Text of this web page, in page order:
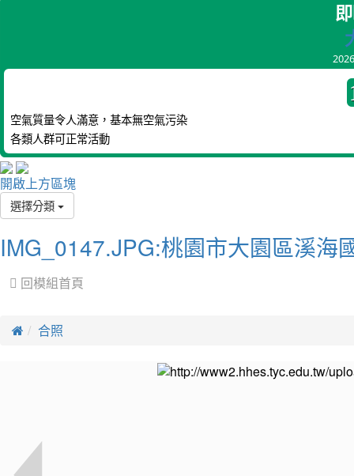
空氣質量令人滿意，基本無空氣污染
各類人群可正常活動
開啟上方區塊
選擇分類
IMG_0147.JPG:桃園市大園區溪海
 回模組首頁
合照